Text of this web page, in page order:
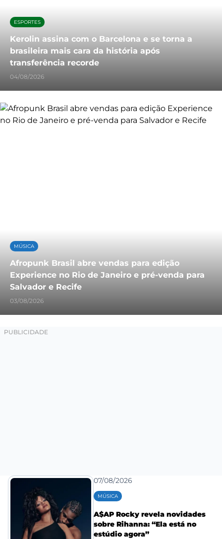
ESPORTES
Kerolin assina com o Barcelona e se torna a
brasileira mais cara da história após
transferência recorde
04/08/2026
MÚSICA
Afropunk Brasil abre vendas para edição
Experience no Rio de Janeiro e pré-venda para
Salvador e Recife
03/08/2026
07/08/2026
MÚSICA
A$AP Rocky revela novidades
sobre Rihanna: “Ela está no
estúdio agora”